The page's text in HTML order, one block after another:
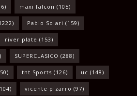
maxi falcon (105)
Pablo Solari (159)
river plate (153)
SUPERCLASICO (288)
tnt Sports (126) uc (148)
vicente pizarro (97)